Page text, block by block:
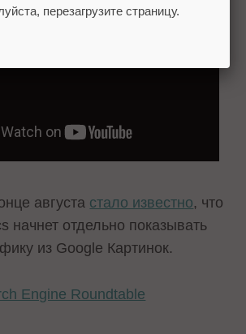
августа стало известно, что
начнет отдельно показывать
из Google Картинок.
Engine Roundtable
перезагрузите страницу.